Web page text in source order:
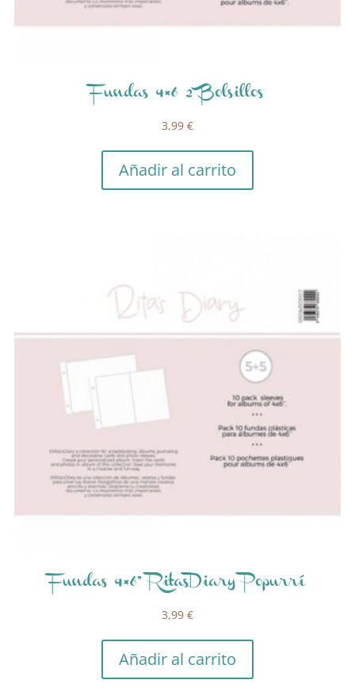
Fundas 4×6 2 Bolsillos
3,99 €
Añadir al carrito
Fundas 4×6” RitasDiary Popurrí
3,99 €
Añadir al carrito